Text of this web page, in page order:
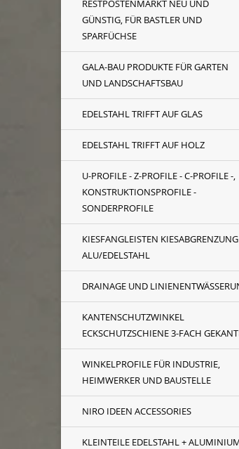
RESTPOSTENMARKT NEU UND
GÜNSTIG, FÜR BASTLER UND
SPARFÜCHSE
GALA-BAU PRODUKTE FÜR GARTEN
UND LANDSCHAFTSBAU
EDELSTAHL TRIFFT AUF GLAS
EDELSTAHL TRIFFT AUF HOLZ
U-PROFILE - Z-PROFILE - C-PROFILE -,
KONSTRUKTIONSPROFILE -
SONDERPROFILE
KIESFANGLEISTEN KIESABGRENZUNG
ALU/EDELSTAHL
DRAINAGE UND
KANTENSCHUTZWINKEL
ECKSCHUTZSCHIENE 3-FACH
WINKELPROFILE FÜR INDUSTRIE,
HEIMWERKER UND BAUSTELLE
NIRO IDEEN ACCESSORIES
KLEINTEILE EDELSTAHL +